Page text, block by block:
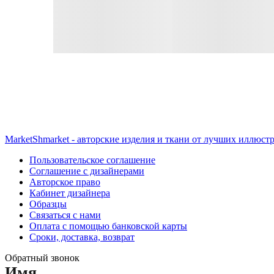
MarketShmarket - авторские изделия и ткани от лучших
Пользовательское соглашение
Соглашение с дизайнерами
Авторское право
Кабинет дизайнера
Образцы
Связаться с нами
Оплата с помощью банковской карты
Сроки, доставка, возврат
Обратный звонок